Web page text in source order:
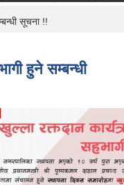
सूचना !!
हुने सम्बन्धी